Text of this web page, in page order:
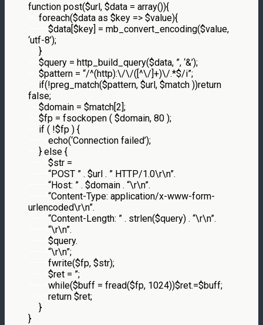
function post($url, $data = array()){
foreach($data as $key => $value){
$data[$key] = mb_convert_encoding($value,
‘utf-8’);
}
$query = http_build_query($data, ”, ‘&’);
$pattern = “/^(http):\/\/([^\/]+)\/.*$/i”;
if(!preg_match($pattern, $url, $match ))return
false;
$domain = $match[2];
$fp = fsockopen ( $domain, 80 );
if ( !$fp ) {
echo(‘Connection failed’);
} else {
$str =
“POST ” . $url . ” HTTP/1.0\r\n”.
“Host: ” . $domain . “\r\n”.
“Content-Type: application/x-www-form-
urlencoded\r\n”.
“Content-Length: ” . strlen($query) . “\r\n”.
“\r\n”.
$query.
“\r\n”;
fwrite($fp, $str);
$ret = ”;
while($buff = fread($fp, 1024))$ret.=$buff;
return $ret;
}
}